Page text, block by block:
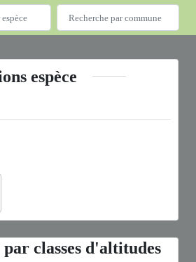
espèce
classes d'altitudes